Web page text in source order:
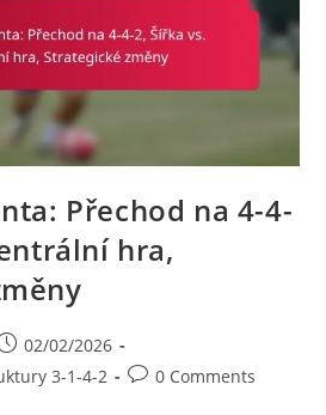
Přechod na 4-4-
hra,
02/02/2026
3-1-4-2
Post0 Comments